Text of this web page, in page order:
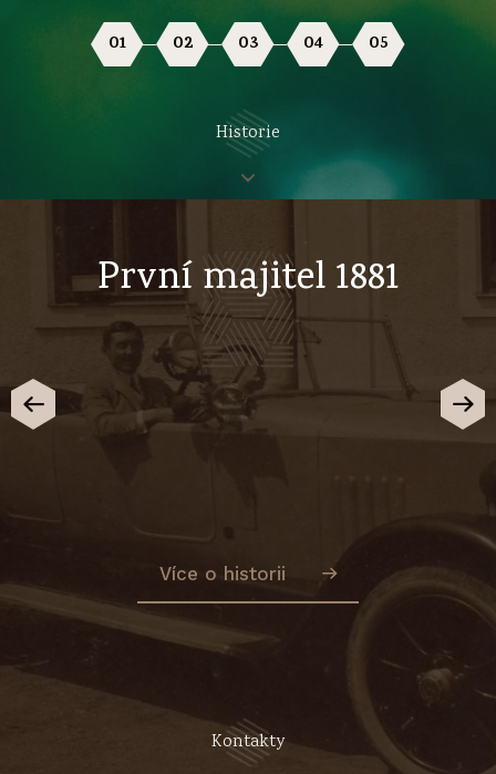
Historie
01 02 03 04 05
Kontakty
První majitel 1881
Více o historii